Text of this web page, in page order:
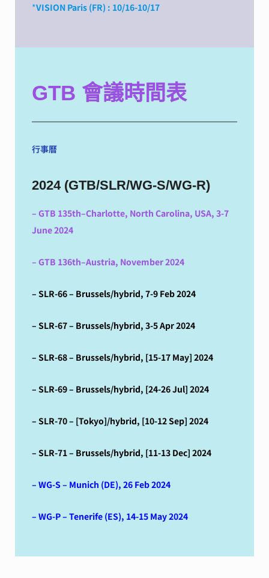
*VISION Paris (FR) : 10/16-10/17
GTB 會議時間表
行事曆
2024 (GTB/SLR/WG-S/WG-R)
– GTB 135th–Charlotte, North Carolina, USA, 3-7
June 2024
– GTB 136th–Austria, November 2024
– SLR-66 – Brussels/hybrid, 7-9 Feb 2024
– SLR-67 – Brussels/hybrid, 3-5 Apr 2024
– SLR-68 – Brussels/hybrid, [15-17 May] 2024
– SLR-69 – Brussels/hybrid, [24-26 Jul] 2024
– SLR-70 – [Tokyo]/hybrid, [10-12 Sep] 2024
– SLR-71 – Brussels/hybrid, [11-13 Dec] 2024
– WG-S – Munich (DE), 26 Feb 2024
– WG-P – Tenerife (ES), 14-15 May 2024